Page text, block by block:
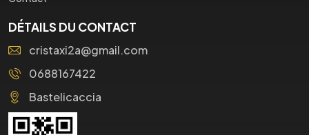
DÉTAILS DU CONTACT
cristaxi2a@gmail.com
0688167422
Bastelicaccia